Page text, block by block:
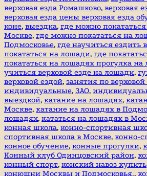
верховая езда Ромашково, верховая
верховая езда цены верховая езда
коне, выездка, где можно
Москве, где можно покататься на
Подмосковье, где научиться ездить
покататься на лошади, где
покататься на лошадях прогулка на
учиться верховой езде на лошади,
верховой ездой, занятия по верховой
индивидуальные, ЗАО,
выездкой, катание на лошадях,
Москве, катание на лошадях в
лошадях, кататься на лошадях в
конная школа, конно-спортивная
спортивная школа в Москве, конно-
конное обучение, конные прогулки,
Конный клуб Одинцовский район,
конный спорт, конский навоз купить
конюшни Москвы и Подмосковья.,